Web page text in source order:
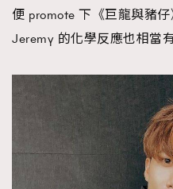
便 promote 下《巨龍與豬仔
Jeremy 的化學反應也相當